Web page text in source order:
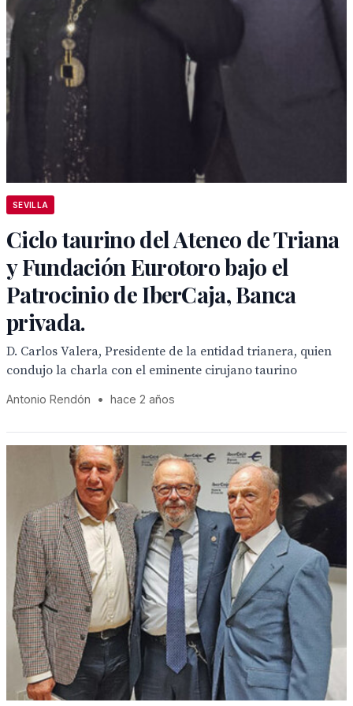
SEVILLA
Ciclo taurino del Ateneo de Triana
y Fundación Eurotoro bajo el
Patrocinio de IberCaja, Banca
privada.
D. Carlos Valera, Presidente de la entidad trianera, quien
condujo la charla con el eminente cirujano taurino
Antonio Rendón • hace 2 años